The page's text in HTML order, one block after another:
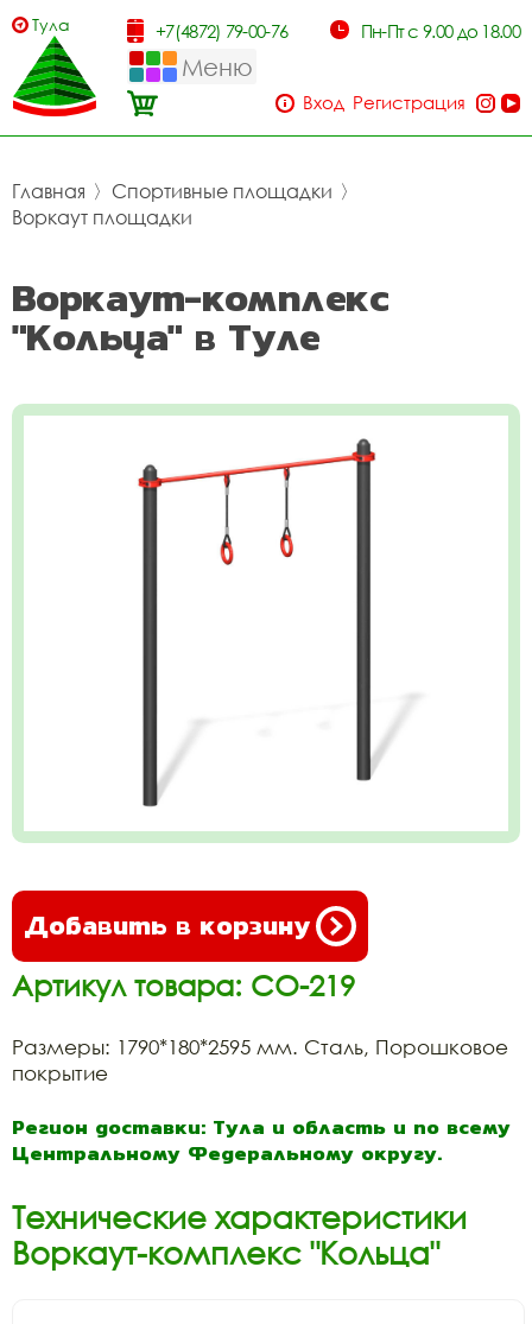
Тула +7(4872) 79-00-76 Пн-Пт с 9.00 до 18.00
Меню
Вход Регистрация
Главная 〉 Спортивные площадки 〉
Воркаут площадки
Воркаут-комплекс
"Кольца" в Туле
Добавить в корзину
Артикул товара: СО-219
Размеры: 1790*180*2595 мм. Сталь, Порошковое
покрытие
Регион доставки: Тула и область и по всему
Центральному Федеральному округу.
Технические характеристики
Воркаут-комплекс "Кольца"